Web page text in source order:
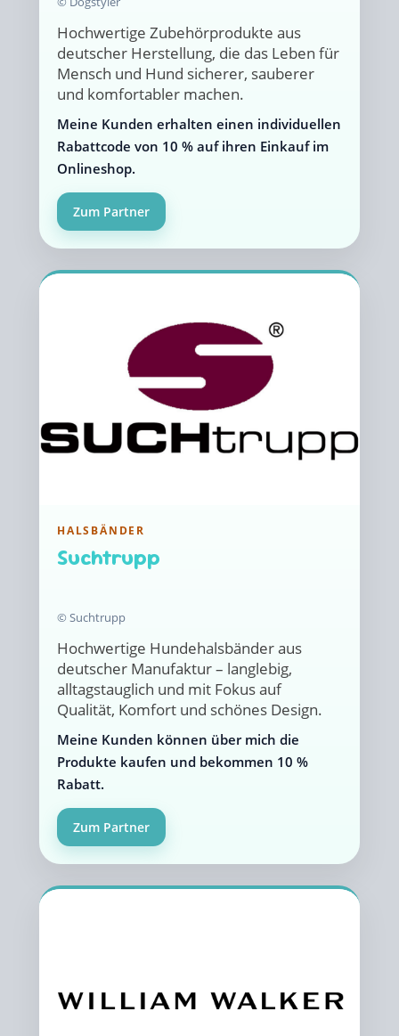
Hochwertige Zubehörprodukte aus
deutscher Herstellung, die das Leben für
Mensch und Hund sicherer, sauberer
und komfortabler machen.
Meine Kunden erhalten einen individuellen
Rabattcode von 10 % auf ihren Einkauf im
Onlineshop.
Zum Partner
HALSBÄNDER
Suchtrupp
© Suchtrupp
Hochwertige Hundehalsbänder aus
deutscher Manufaktur – langlebig,
alltagstauglich und mit Fokus auf
Qualität, Komfort und schönes Design.
Meine Kunden können über mich die
Produkte kaufen und bekommen 10 %
Rabatt.
Zum Partner